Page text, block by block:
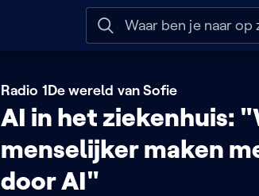
Naar help
Radio 1 De wereld van Sofie
AI in het ziekenhuis:
menselijker maken
door AI"